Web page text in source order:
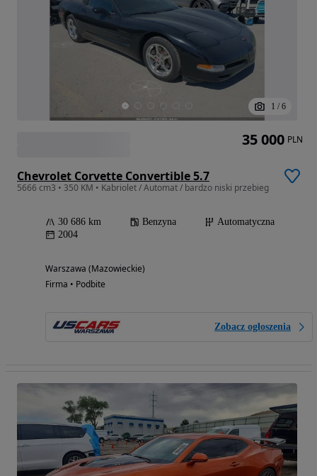
1 / 6
Chevrolet Corvette Convertible 5.7
5666 cm3 • 350 KM • Kabriolet / Automat / bardzo niski przebieg
30 686 km Benzyna
Automatyczna
2004
Warszawa (Mazowieckie)
Firma • Podbite
Zobacz ogłoszenia
35 000 PLN